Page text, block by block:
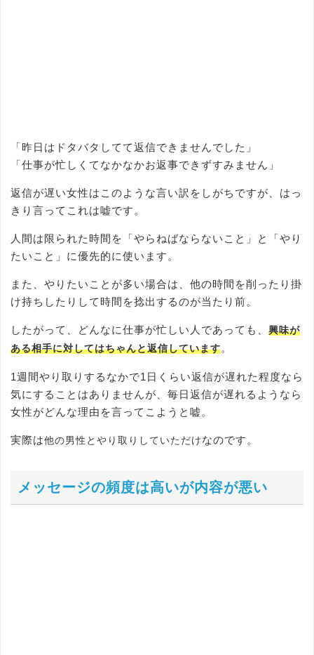
「昨日はドタバタしてて返信できませんでした」
「仕事が忙しくてなかなかお返事できずすみません」
返信が遅い女性はこのような言い訳をしがちですが、はっ
きり言ってこれは嘘です。
人間は限られた時間を「やらねばならないこと」と「やり
たいこと」に優先的に使います。
また、やりたいことが多い場合は、他の時間を削ったり掛
け持ちしたりして時間を捻出するのが当たり前。
したがって、どんなに仕事が忙しい人であっても、 興味が
ある相手に対してはちゃんと返信しています。
1週間やり取りするなかで1日くらい返信が遅れた程度なら
気にすることはありませんが、毎日返信が遅れるようなら
女性がどんな理由を言ってこようと嘘。
実際は他の男性とやり取りしていただけなのです。
メッセージの頻度は高いが内容が悪い